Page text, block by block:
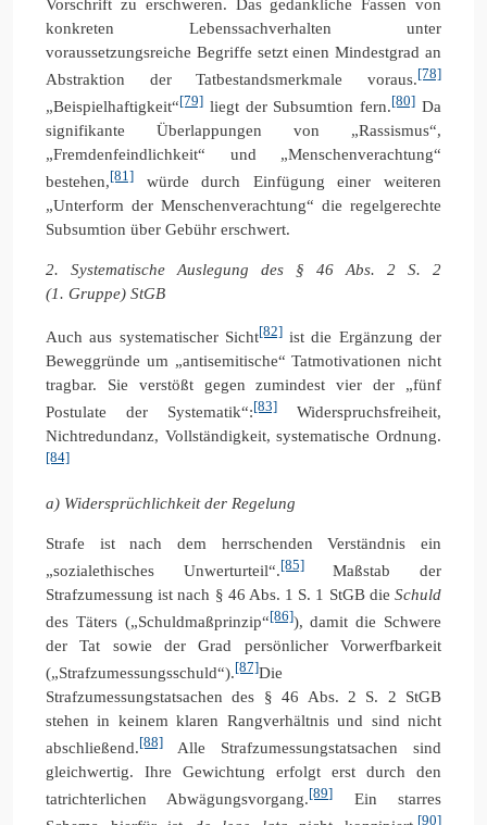
Vorschrift zu erschweren. Das gedankliche Fassen von
konkreten Lebenssachverhalten unter
voraussetzungsreiche Begriffe setzt einen Mindestgrad an
Abstraktion der Tatbestandsmerkmale voraus.[78]
„Beispielhaftigkeit“[79] liegt der Subsumtion fern.[80] Da
signifikante Überlappungen von „Rassismus“,
„Fremdenfeindlichkeit“ und „Menschenverachtung“
bestehen,[81] würde durch Einfügung einer weiteren
„Unterform der Menschenverachtung“ die regelgerechte
Subsumtion über Gebühr erschwert.
2. Systematische Auslegung des § 46 Abs. 2 S. 2
(1. Gruppe) StGB
Auch aus systematischer Sicht[82]ist die Ergänzung der
Beweggründe um „antisemitische“ Tatmotivationen nicht
tragbar. Sie verstößt gegen zumindest vier der „fünf
Postulate der Systematik“:[83] Widerspruchsfreiheit,
Nichtredundanz, Vollständigkeit, systematische Ordnung.
[84]
a) Widersprüchlichkeit der Regelung
Strafe ist nach dem herrschenden Verständnis ein
„sozialethisches Unwerturteil“.[85]Maßstab der
Strafzumessung ist nach § 46 Abs. 1 S. 1 StGB die Schuld
des Täters („Schuldmaßprinzip“[86]), damit die Schwere
der Tat sowie der Grad persönlicher Vorwerfbarkeit
(„Strafzumessungsschuld“).[87]Die
Strafzumessungstatsachen des § 46 Abs. 2 S. 2 StGB
stehen in keinem klaren Rangverhältnis und sind nicht
abschließend.[88] Alle Strafzumessungstatsachen sind
gleichwertig. Ihre Gewichtung erfolgt erst durch den
tatrichterlichen Abwägungsvorgang.[89] Ein starres
[90]